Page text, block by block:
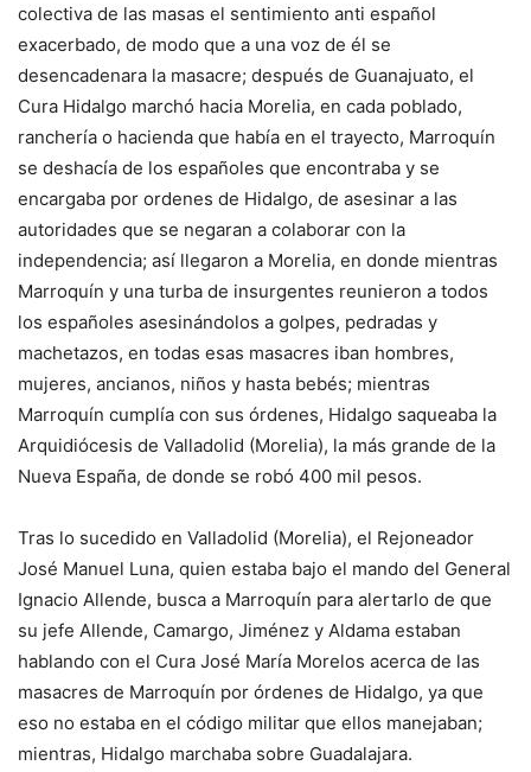
colectiva de las masas el sentimiento anti español
exacerbado, de modo que a una voz de él se
desencadenara la masacre; después de Guanajuato, el
Cura Hidalgo marchó hacia Morelia, en cada poblado,
ranchería o hacienda que había en el trayecto, Marroquín
se deshacía de los españoles que encontraba y se
encargaba por ordenes de Hidalgo, de asesinar a las
autoridades que se negaran a colaborar con la
independencia; así llegaron a Morelia, en donde mientras
Marroquín y una turba de insurgentes reunieron a todos
los españoles asesinándolos a golpes, pedradas y
machetazos, en todas esas masacres iban hombres,
mujeres, ancianos, niños y hasta bebés; mientras
Marroquín cumplía con sus órdenes, Hidalgo saqueaba la
Arquidiócesis de Valladolid (Morelia), la más grande de la
Nueva España, de donde se robó 400 mil pesos.
Tras lo sucedido en Valladolid (Morelia), el Rejoneador
José Manuel Luna, quien estaba bajo el mando del General
Ignacio Allende, busca a Marroquín para alertarlo de que
su jefe Allende, Camargo, Jiménez y Aldama estaban
hablando con el Cura José María Morelos acerca de las
masacres de Marroquín por órdenes de Hidalgo, ya que
eso no estaba en el código militar que ellos manejaban;
mientras, Hidalgo marchaba sobre Guadalajara.